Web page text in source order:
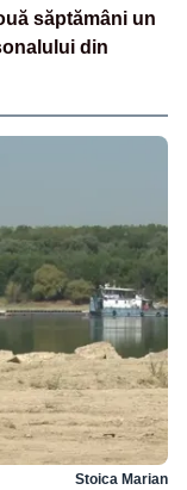
săptămâni un
din
Stoica Marian